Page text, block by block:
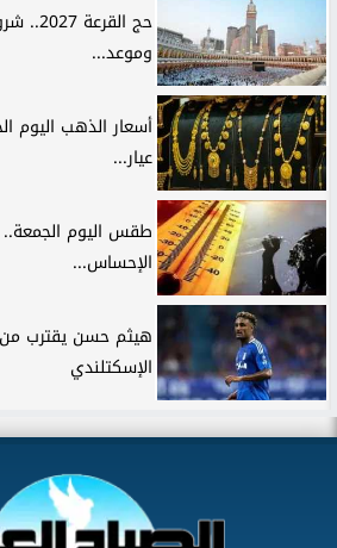
حج
وموعد...
عيار...
طقس اليوم الجمعة..
الإحساس...
هيثم حسن يقترب من
الإسكتلندي